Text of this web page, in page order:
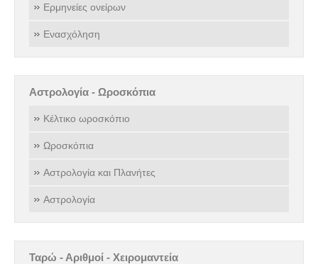
Ερμηνείες ονείρων
Ενασχόληση
Αστρολογία - Ωροσκόπια
Κέλτικο ωροσκόπιο
Ωροσκόπια
Αστρολογία και Πλανήτες
Αστρολογία
Ταρώ - Αριθμοί - Χειρομαντεία